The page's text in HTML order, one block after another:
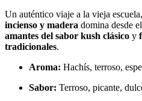
Un auténtico viaje a la vieja
incienso y madera domina desde
amantes del sabor kush clásico y
tradicionales.
Aroma: Hachís, terroso,
Sabor: Terroso, picante,